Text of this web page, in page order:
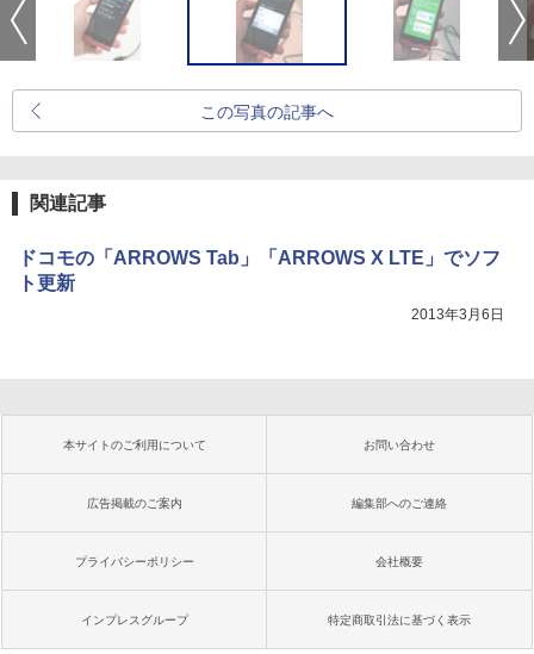
この写真の記事へ
関連記事
ドコモの「ARROWS Tab」「ARROWS X LTE」でソフ
ト更新
2013年3月6日
本サイトのご利用について お問い合わせ
広告掲載のご案内 編集部へのご連絡
プライバシーポリシー 会社概要
インプレスグループ 特定商取引法に基づく表示